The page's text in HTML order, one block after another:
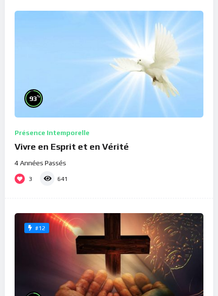
93%
Présence Intemporelle
Vivre en Esprit et en Vérité
4 Années Passés
3 641
#12